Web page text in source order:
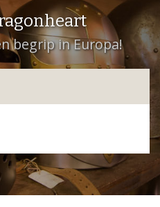
begrip in Europa!